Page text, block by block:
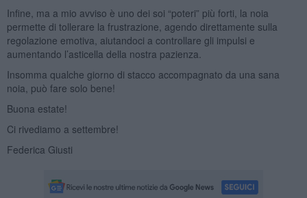
Infine, ma a mio avviso è uno dei soi “poteri” più forti, la noia
permette di tollerare la frustrazione, agendo direttamente sulla
regolazione emotiva, aiutandoci a controllare gli impulsi e
aumentando l’asticella della nostra pazienza.
Insomma qualche giorno di stacco accompagnato da una sana
noia, può fare solo bene!
Buona estate!
Ci rivediamo a settembre!
Federica Giusti